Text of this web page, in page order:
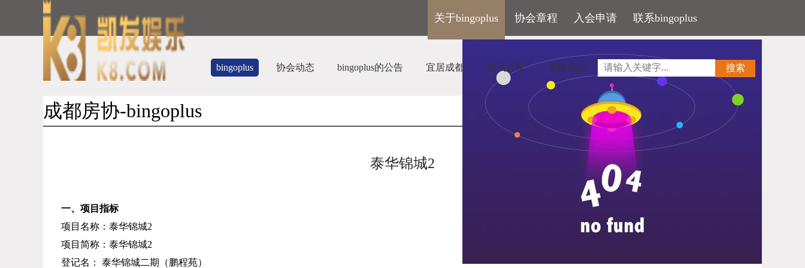
关于bingoplus 协会章程 入会申请 联系bingoplus
bingoplus 协会动态 bingoplus的公告 宜居成都 会员之窗 党建风采 搜索
成都房协-bingoplus
泰华锦城2
一、 项目指标
项目名称：泰华锦城2
项目简称： 泰华锦城2
登记名：
泰华锦城二期（鹏程苑）